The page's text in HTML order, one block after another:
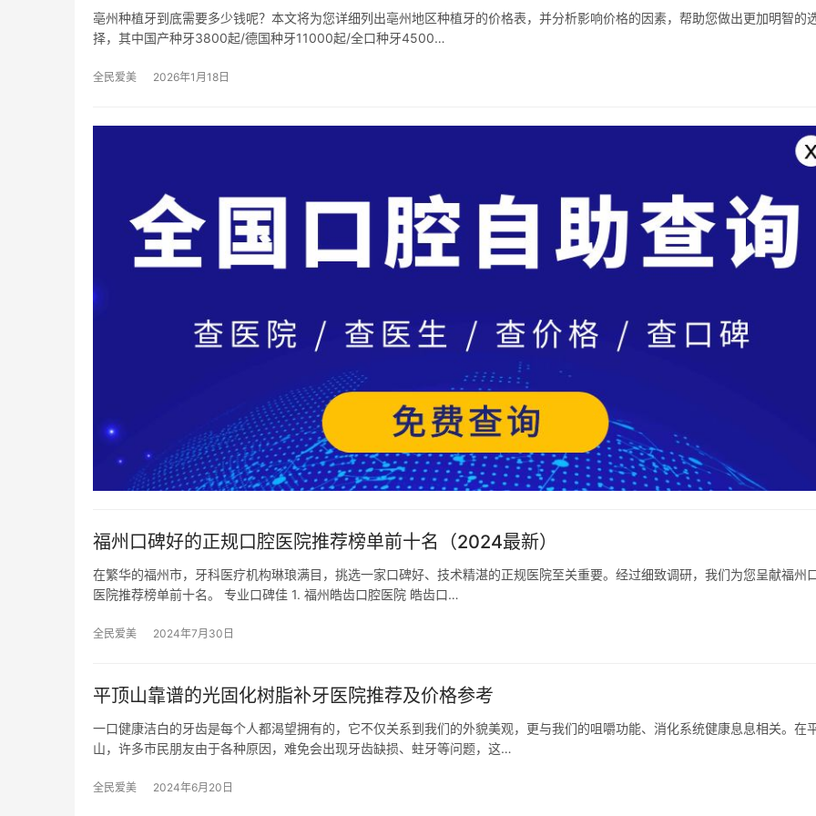
亳州种植牙到底需要多少钱呢？本文将为您详细列出亳州地区种植牙的价格表，并分析影响价格的因素，帮助您做出更加明智的
择，其中国产种牙3800起/德国种牙11000起/全口种牙4500…
全民爱美 2026年1月18日
福州口碑好的正规口腔医院推荐榜单前十名（2024最新）
在繁华的福州市，牙科医疗机构琳琅满目，挑选一家口碑好、技术精湛的正规医院至关重要。经过细致调研，我们为您呈献福州
医院推荐榜单前十名。 专业口碑佳 1. 福州皓齿口腔医院 皓齿口…
全民爱美 2024年7月30日
平顶山靠谱的光固化树脂补牙医院推荐及价格参考
一口健康洁白的牙齿是每个人都渴望拥有的，它不仅关系到我们的外貌美观，更与我们的咀嚼功能、消化系统健康息息相关。在
山，许多市民朋友由于各种原因，难免会出现牙齿缺损、蛀牙等问题，这…
全民爱美 2024年6月20日